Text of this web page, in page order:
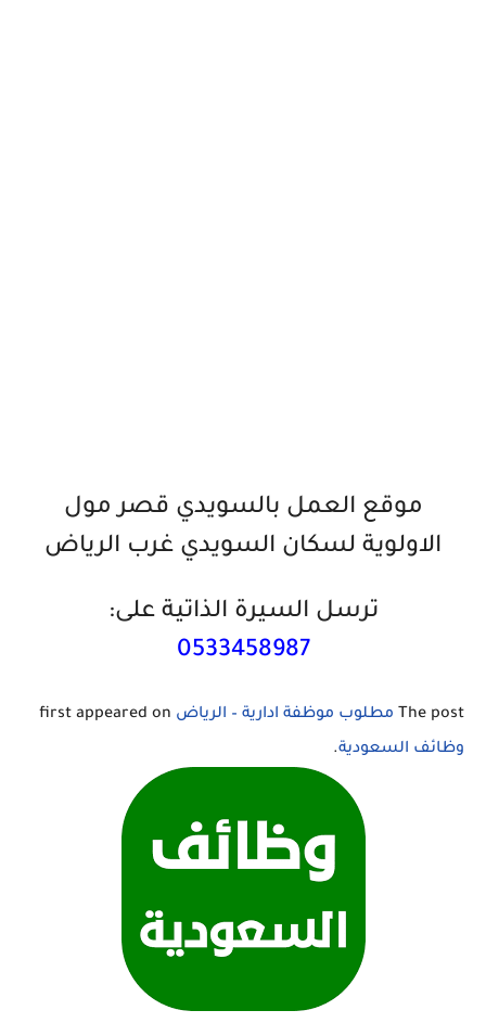
موقع العمل بالسويدي قصر مول
الاولوية لسكان السويدي غرب الرياض
ترسل السيرة الذاتية على:
0533458987
The post مطلوب موظفة ادارية – الرياض
وظائف السعودية.